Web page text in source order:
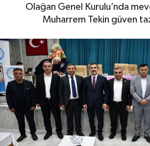
Olağan Genel Kurulu’nda
Muharrem Tekin güven
EĞİTİM
GÜNDEM
Hakkari Haber
İLGİNÇ HABERLER
KADIN
Tüm Manşetler
Haber Arşivi